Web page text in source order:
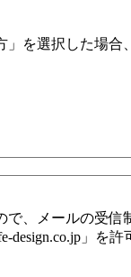
」を選択した場合
で、メールの受信
design.co.jp」を許